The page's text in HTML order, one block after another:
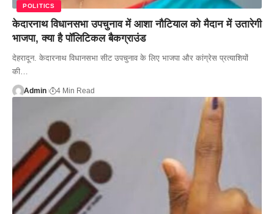
POLITICS
केदारनाथ विधानसभा उपचुनाव में आशा नौटियाल को मैदान में उतारेगी
भाजपा, क्या है पॉलिटिकल बैकग्राउंड
देहरादून. केदारनाथ विधानसभा सीट उपचुनाव के लिए भाजपा और कांग्रेस प्रत्याशियों
की…
Admin 4 Min Read